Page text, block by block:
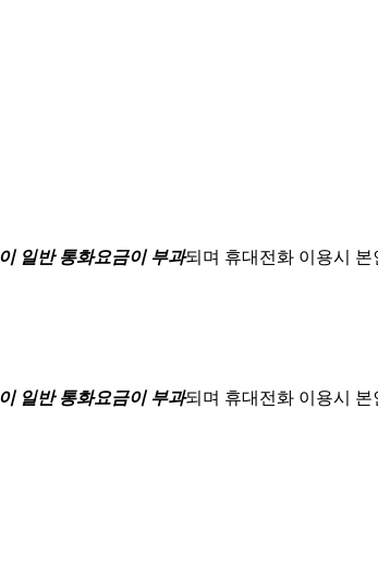
일반 통화요금이 부과되며 휴대전화 이용시
일반 통화요금이 부과되며 휴대전화 이용시